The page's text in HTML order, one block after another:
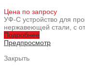
Цена по запросу
УФ-С устройство для
нержавеющей стали, с
Подробнее
Предпросмотр
Закрыть